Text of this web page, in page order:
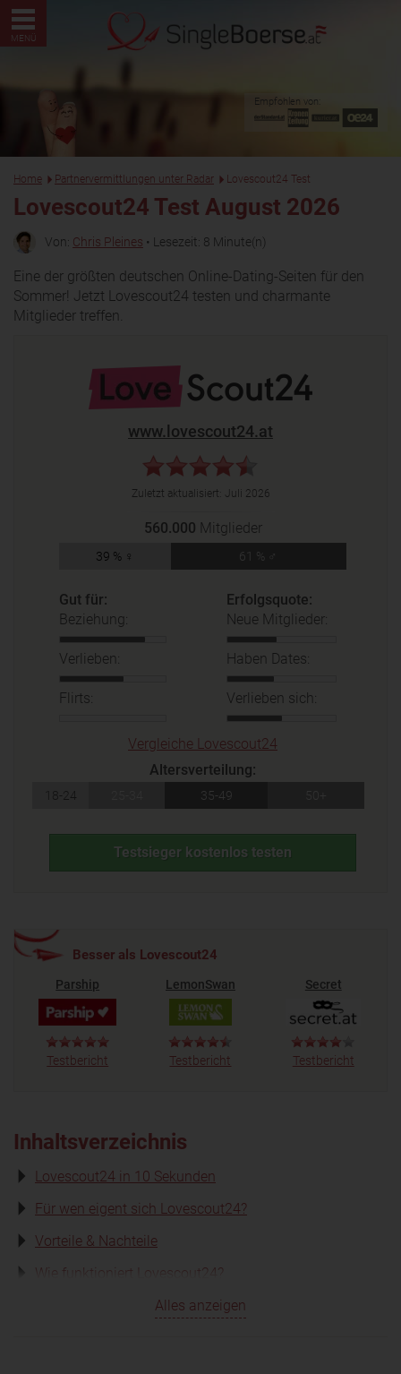
MENÜ
Empfohlen von:
Home Partnervermittlungen unter Radar Lovescout24 Test
Lovescout24 Test August 2026
Von: Chris Pleines • Lesezeit: 8 Minute(n)
Eine der größten deutschen Online-Dating-Seiten für den
Sommer! Jetzt Lovescout24 testen und charmante
Mitglieder treffen.
www.lovescout24.at
Zuletzt aktualisiert: Juli 2026
560.000 Mitglieder
39 % ♀ 61 % ♂
Gut für:
Beziehung:
Verlieben:
Flirts:
Erfolgsquote:
Neue Mitglieder:
Haben Dates:
Verlieben sich:
Vergleiche Lovescout24
Altersverteilung:
18-24 35-49
Testsieger kostenlos testen
Besser als Lovescout24
Parship
Testbericht
LemonSwan
Testbericht
Secret
Testbericht
Inhaltsverzeichnis
Lovescout24 in 10 Sekunden
Für wen eigent sich Lovescout24?
Vorteile & Nachteile
Wie funktioniert Lovescout24?
Alles anzeigen